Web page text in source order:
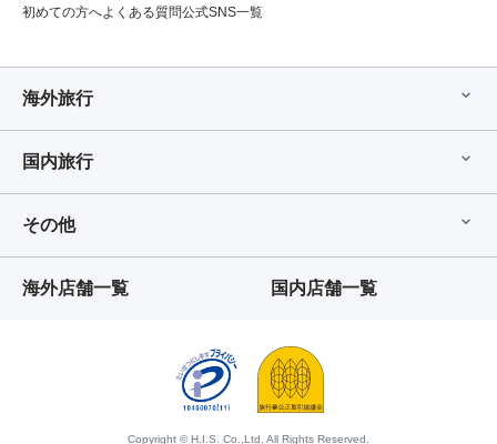
初めての方へよくある質問公式SNS一覧
海外旅行
国内旅行
その他
海外店舗一覧 国内店舗一覧
Copyright © H.I.S. Co.,Ltd. All Rights Reserved.